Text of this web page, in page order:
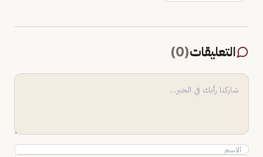
التعليقات(
0
)